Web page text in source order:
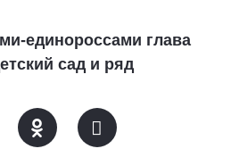
единороссами глава
сад и ряд